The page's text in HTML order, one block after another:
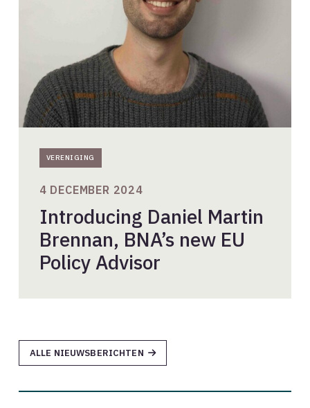
VERENIGING
Advisor
Introducing Daniel Martin
Brennan, BNA’s new EU
Policy Advisor
4 DECEMBER 2024
ALLE NIEUWSBERICHTEN